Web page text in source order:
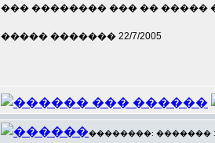
��� �������� ��� �� �����
����� ������� 22/7/2005
��������: ������� 17